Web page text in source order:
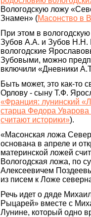
Вологодскую ложу
Знамен» (Масонство в
При этом в
Зубов А.А. и Зубов Н.Н.
вологодские
Зубовыми, можно
включили «Дневники
Быть может, это как-то
Орлову - сыну Т.Ф.
«Франция: лунинский
старца Федора
считают историки»).
«Масонская ложа
основана в апреле и
материнской ложей
Вологодская ложа, по
Алексеевичем
из писем к Ложе
Речь идет о дяде
Рыцарей» вместе с
Лунине, который одно